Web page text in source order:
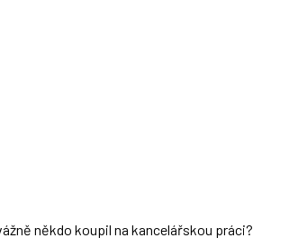
někdo koupil na kancelářskou práci?